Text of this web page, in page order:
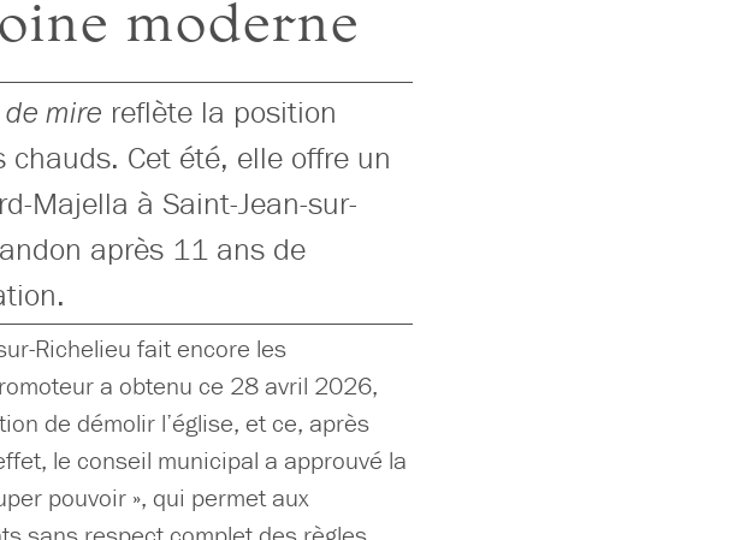
moderne
mire reflète la position
Cet été, elle offre un
Majella à Saint-Jean-sur-
après 11 ans de
Richelieu fait encore les
a obtenu ce 28 avril 2026,
de démolir l’église, et ce, après
le conseil municipal a approuvé la
pouvoir », qui permet aux